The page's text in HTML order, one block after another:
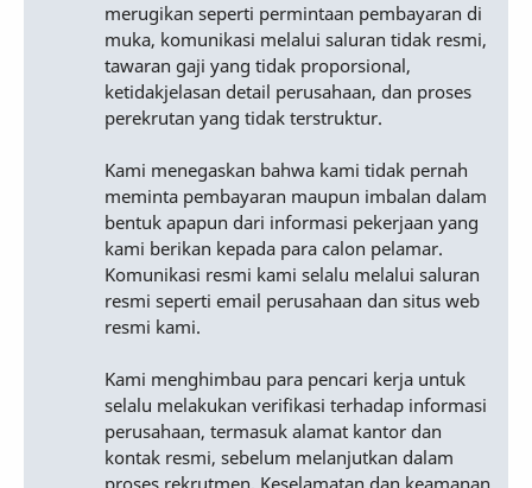
merugikan seperti permintaan pembayaran di
muka, komunikasi melalui saluran tidak resmi,
tawaran gaji yang tidak proporsional,
ketidakjelasan detail perusahaan, dan proses
perekrutan yang tidak terstruktur.
Kami menegaskan bahwa kami tidak pernah
meminta pembayaran maupun imbalan dalam
bentuk apapun dari informasi pekerjaan yang
kami berikan kepada para calon pelamar.
Komunikasi resmi kami selalu melalui saluran
resmi seperti email perusahaan dan situs web
resmi kami.
Kami menghimbau para pencari kerja untuk
selalu melakukan verifikasi terhadap informasi
perusahaan, termasuk alamat kantor dan
kontak resmi, sebelum melanjutkan dalam
proses rekrutmen. Keselamatan dan keamanan